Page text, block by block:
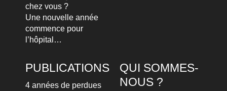
chez vous ?
Une nouvelle année
commence pour
l’hôpital…
PUBLICATIONS
4 années de perdues
QUI SOMMES-
NOUS ?